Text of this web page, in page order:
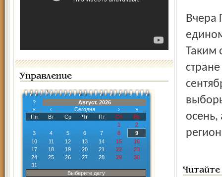
Управление
?
Август, 2026
«
‹ Сегодня ›
»
Пн
Вт Ср Чт Пт Сб
Вс
1
2
3
4 5 6 7 8
9
10
11 12 13 14 15
16
17
18 19 20 21 22
23
24
25 26 27 28 29
30
31
Выберите дату
Вчера Государственная Дума России приняла закон о
Таким